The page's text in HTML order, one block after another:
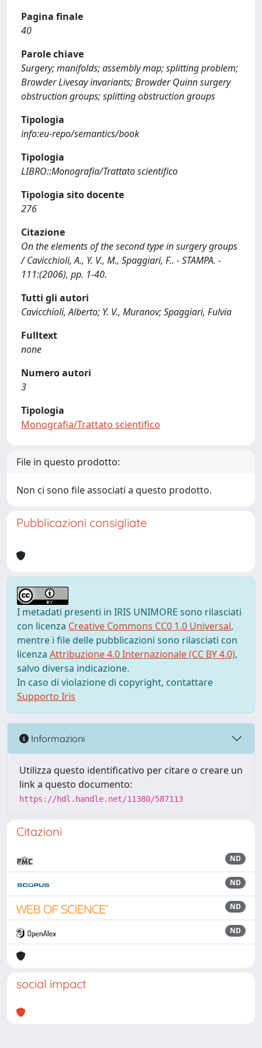
Pagina finale
40
Parole chiave
Surgery; manifolds; assembly map; splitting problem;
Browder Livesay invariants; Browder Quinn surgery
obstruction groups; splitting obstruction groups
Tipologia
info:eu-repo/semantics/book
Tipologia
LIBRO::Monografia/Trattato scientifico
Tipologia sito docente
276
Citazione
On the elements of the second type in surgery groups
/ Cavicchioli, A., Y. V., M., Spaggiari, F.. - STAMPA. -
111:(2006), pp. 1-40.
Tutti gli autori
Cavicchioli, Alberto; Y. V., Muranov; Spaggiari, Fulvia
Fulltext
none
Numero autori
3
Tipologia
Monografia/Trattato scientifico
File in questo prodotto:
Non ci sono file associati a questo prodotto.
Pubblicazioni consigliate
I metadati presenti in IRIS UNIMORE sono rilasciati
con licenza Creative Commons CC0 1.0 Universal,
mentre i file delle pubblicazioni sono rilasciati con
licenza Attribuzione 4.0 Internazionale (CC BY 4.0),
salvo diversa indicazione.
In caso di violazione di copyright, contattare
Supporto Iris
Informazioni
Utilizza questo identificativo per citare o creare un
link a questo documento:
https://hdl.handle.net/11380/587113
Citazioni
ND
ND
ND
ND
social impact